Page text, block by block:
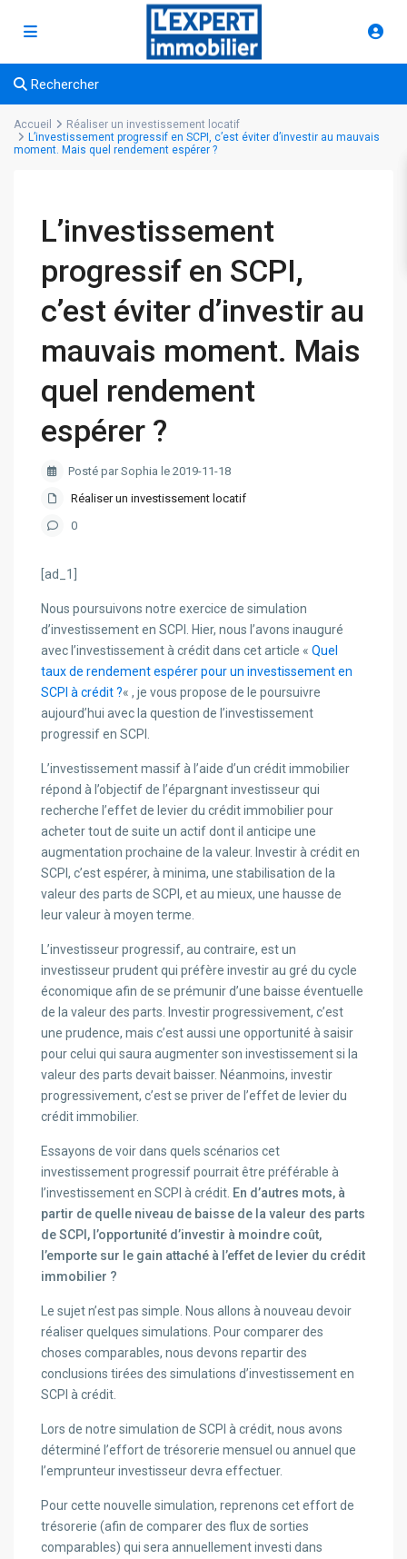
Rechercher
Accueil
Réaliser un investissement locatif
L’investissement progressif en SCPI, c’est éviter d’investir au mauvais
moment. Mais quel rendement espérer ?
L’investissement
progressif en SCPI,
c’est éviter d’investir au
mauvais moment. Mais
quel rendement
espérer ?
Posté par Sophia le 2019-11-18
Réaliser un investissement locatif
0
[ad_1]
Nous poursuivons notre exercice de simulation
d’investissement en SCPI. Hier, nous l’avons inauguré
avec l’investissement à crédit dans cet article «Quel
taux de rendement espérer pour un investissement en
SCPI à crédit ?« , je vous propose de le poursuivre
aujourd’hui avec la question de l’investissement
progressif en SCPI.
L’investissement massif à l’aide d’un crédit immobilier
répond à l’objectif de l’épargnant investisseur qui
recherche l’effet de levier du crédit immobilier pour
acheter tout de suite un actif dont il anticipe une
augmentation prochaine de la valeur. Investir à crédit en
SCPI, c’est espérer, à minima, une stabilisation de la
valeur des parts de SCPI, et au mieux, une hausse de
leur valeur à moyen terme.
L’investisseur progressif, au contraire, est un
investisseur prudent qui préfère investir au gré du cycle
économique afin de se prémunir d’une baisse éventuelle
de la valeur des parts. Investir progressivement, c’est
une prudence, mais c’est aussi une opportunité à saisir
pour celui qui saura augmenter son investissement si la
valeur des parts devait baisser. Néanmoins, investir
progressivement, c’est se priver de l’effet de levier du
crédit immobilier.
Essayons de voir dans quels scénarios cet
investissement progressif pourrait être préférable à
l’investissement en SCPI à crédit. En d’autres mots, à
partir de quelle niveau de baisse de la valeur des parts
de SCPI, l’opportunité d’investir à moindre coût,
l’emporte sur le gain attaché à l’effet de levier du crédit
immobilier ?
Le sujet n’est pas simple. Nous allons à nouveau devoir
réaliser quelques simulations. Pour comparer des
choses comparables, nous devons repartir des
conclusions tirées des simulations d’investissement en
SCPI à crédit.
Lors de notre simulation de SCPI à crédit, nous avons
déterminé l’effort de trésorerie mensuel ou annuel que
l’emprunteur investisseur devra effectuer.
Pour cette nouvelle simulation, reprenons cet effort de
trésorerie (afin de comparer des flux de sorties
comparables) qui sera annuellement investi dans